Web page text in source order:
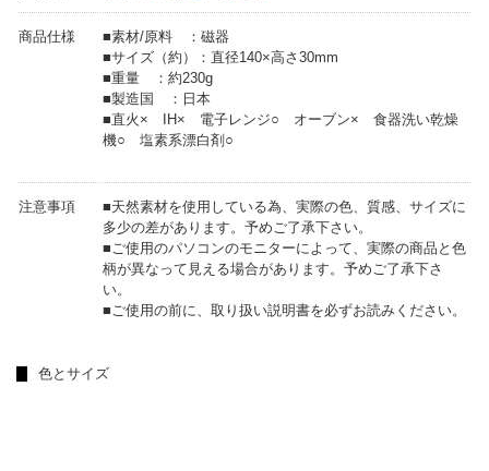
商品仕様
■素材/原料 ：磁器
■サイズ（約）：直径140×高さ30mm
■重量 ：約230g
■製造国 ：日本
■直火× IH× 電子レンジ○ オーブン× 食器洗い乾燥
機○ 塩素系漂白剤○
注意事項
■天然素材を使用している為、実際の色、質感、サイズに
多少の差があります。予めご了承下さい。
■ご使用のパソコンのモニターによって、実際の商品と色
柄が異なって見える場合があります。予めご了承下さ
い。
■ご使用の前に、取り扱い説明書を必ずお読みください。
色とサイズ